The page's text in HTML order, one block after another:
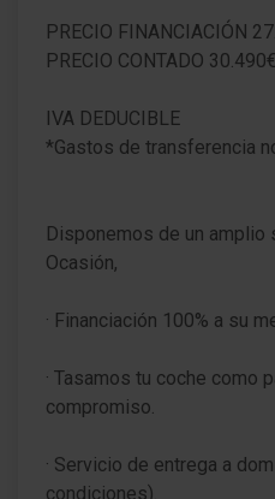
PRECIO FINANCIACIÓN
PRECIO CONTADO 30.490€
IVA DEDUCIBLE
*Gastos de transferencia
Disponemos de un
Ocasión,
· Financiación 100% a su
· Tasamos tu coche como
compromiso.
· Servicio de entrega a
condiciones).